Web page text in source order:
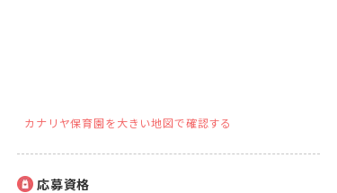
カナリヤ保育園を大きい地図で確認する
応募資格